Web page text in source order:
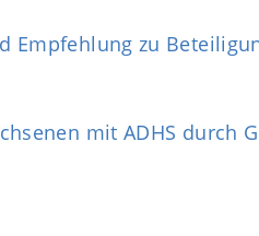
Empfehlung zu
mit ADHS durch